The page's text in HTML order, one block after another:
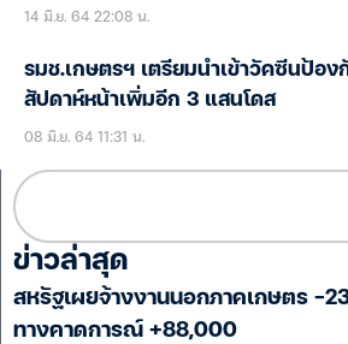
14 มิ.ย. 64 22:08 น.
รมช.เกษตรฯ เตรียมนำเข้าวัคซีนป้อ
สัปดาห์หน้าเพิ่มอีก 3 แสนโดส
08 มิ.ย. 64 11:31 น.
ข่าวล่าสุด
สหรัฐเผยจ้างงานนอกภาคเกษตร -
ทางคาดการณ์ +88,000